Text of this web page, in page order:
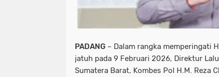
PADANG – Dalam rangka memperingati
jatuh pada 9 Februari 2026, Direktur
Sumatera Barat, Kombes Pol H.M. Reza